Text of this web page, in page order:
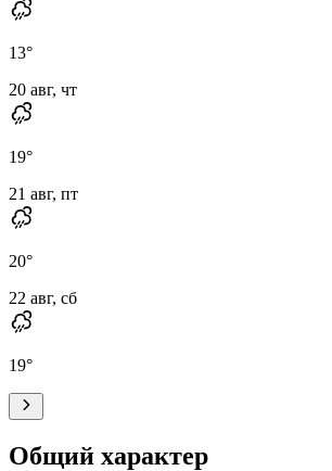
13°
20 авг, чт
19°
21 авг, пт
20°
22 авг, сб
19°
Общий характер